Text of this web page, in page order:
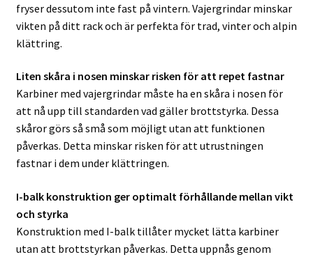
fryser dessutom inte fast på vintern. Vajergrindar minskar
vikten på ditt rack och är perfekta för trad, vinter och alpin
klättring.
Liten skåra i nosen minskar risken för att repet fastnar
Karbiner med vajergrindar måste ha en skåra i nosen för
att nå upp till standarden vad gäller brottstyrka. Dessa
skåror görs så små som möjligt utan att funktionen
påverkas. Detta minskar risken för att utrustningen
fastnar i dem under klättringen.
I-balk konstruktion ger optimalt förhållande mellan vikt
och styrka
Konstruktion med I-balk tillåter mycket lätta karbiner
utan att brottstyrkan påverkas. Detta uppnås genom